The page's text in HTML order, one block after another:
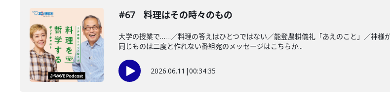
#67 料理はその時々のもの
大学の授業で……／料理の答えはひとつではない／能登農耕儀礼「あえのこと」／神
同じものは二度と作れない番組宛のメッセージはこちらか...
2026.06.11 |00:34:35